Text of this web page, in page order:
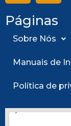
Páginas
Sobre Nós
Manuais de
Política de